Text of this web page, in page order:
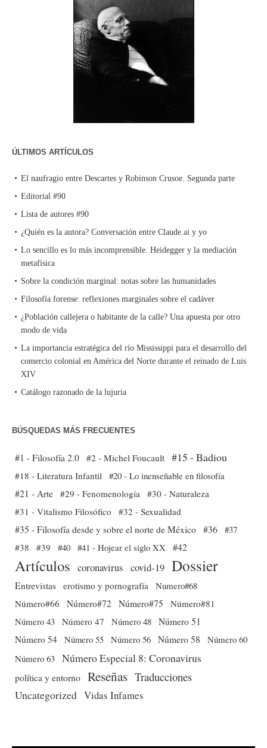
ÚLTIMOS ARTÍCULOS
El naufragio entre Descartes y Robinson Crusoe. Segunda parte
Editorial #90
Lista de autores #90
¿Quién es la autora? Conversación entre Claude.ai y yo
Lo sencillo es lo más incomprensible. Heidegger y la mediación
metafísica
Sobre la condición marginal: notas sobre las humanidades
Filosofía forense: reflexiones marginales sobre el cadáver
¿Población callejera o habitante de la calle? Una apuesta por otro
modo de vida
La importancia estratégica del río Mississippi para el desarrollo del
comercio colonial en América del Norte durante el reinado de Luis
XIV
Catálogo razonado de la lujuria
BÚSQUEDAS MÁS FRECUENTES
#1 - Filosofía 2.0 #2 - Michel Foucault #15 - Badiou
#18 - Literatura Infantil #20 - Lo inenseñable en filosofía
#21 - Arte #29 - Fenomenología #30 - Naturaleza
#31 - Vitalismo Filosófico
#32 - Sexualidad
#35 - Filosofía desde y sobre el norte de México #36 #37
#38
#39 #40 #41 - Hojear el siglo XX #42
Artículos coronavirus covid-19 Dossier
Entrevistas erotismo y pornografía Numero#68
Número#66
Número#72 Número#75
Número#81
Número 43 Número 47 Número 48 Número 51
Número 54 Número 55 Número 56 Número 58
Número 60
Número 63 Número Especial 8: Coronavirus
política y entorno Reseñas Traducciones
Uncategorized Vidas Infames